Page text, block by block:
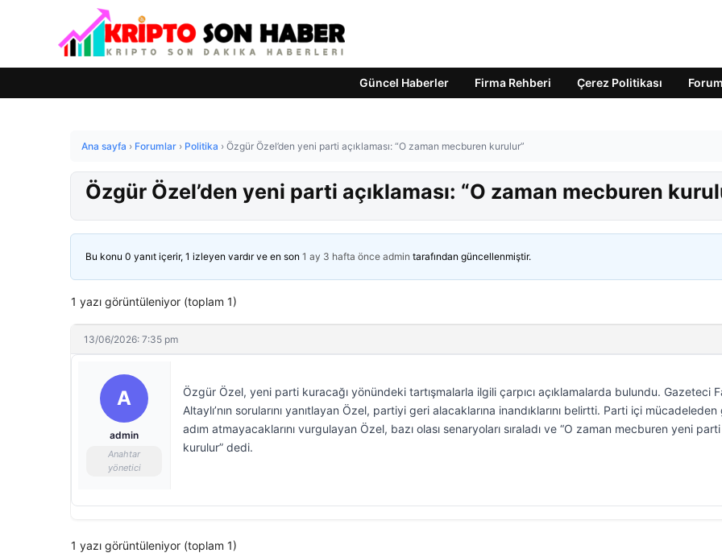
Güncel Haberler Firma Rehberi Çerez Politikası Forum
Ana sayfa › Forumlar › Politika › Özgür Özel’den yeni parti açıklaması: “O zaman mecburen kurulur”
Özgür Özel’den yeni parti açıklaması: “O zaman mecburen
Bu konu 0 yanıt içerir, 1 izleyen vardır ve en son 1 ay 3 hafta önce admin tarafından güncellenmiştir.
1 yazı görüntüleniyor (toplam 1)
13/06/2026: 7:35 pm
A
admin
Anahtar
yönetici
Özgür Özel, yeni parti kuracağı yönündeki tartışmalarla ilgili çarpıcı açıklamalarda bulundu. Gazeteci
Altaylı’nın sorularını yanıtlayan Özel, partiyi geri alacaklarına inandıklarını belirtti. Parti içi mücadeleden
adım atmayacaklarını vurgulayan Özel, bazı olası senaryoları sıraladı ve “O zaman mecburen yeni parti
kurulur” dedi.
1 yazı görüntüleniyor (toplam 1)